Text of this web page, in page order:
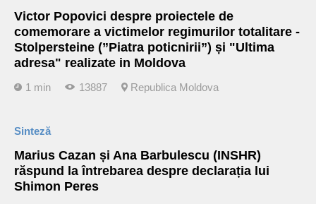
Victor Popovici despre proiectele de
comemorare a victimelor regimurilor totalitare -
Stolpersteine (”Piatra poticnirii”) și "Ultima
adresa" realizate in Moldova
1 min 13887 Republica Moldova
Sinteză
Marius Cazan și Ana Barbulescu (INSHR)
răspund la întrebarea despre declarația lui
Shimon Peres